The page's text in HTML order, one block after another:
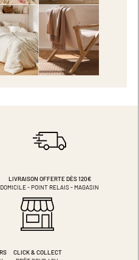
LIVRAISON OFFERTE DÈS 120€
DOMICILE - POINT RELAIS - MAGASIN
CLICK & COLLECT